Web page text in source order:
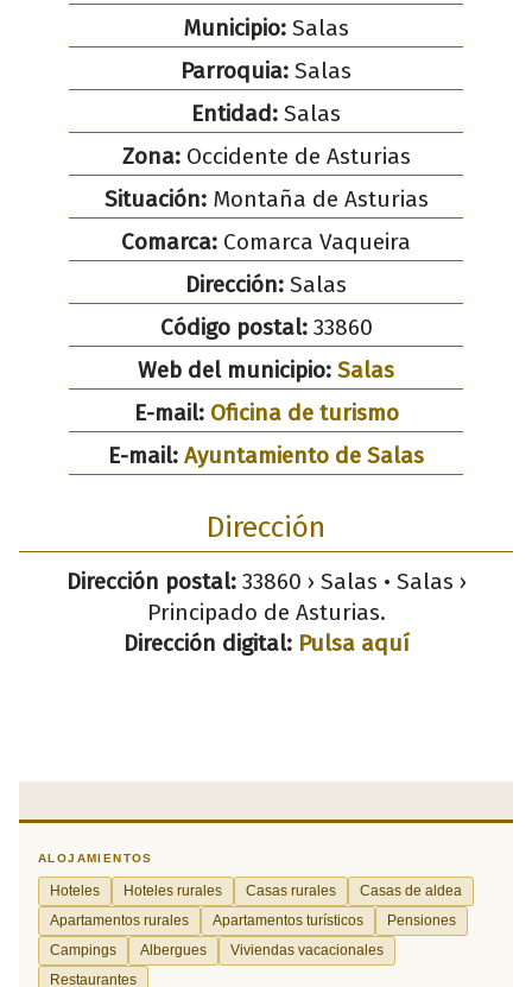
Municipio: Salas
Parroquia: Salas
Entidad: Salas
Zona:Occidente de Asturias
Situación:Montaña de Asturias
Comarca: Comarca Vaqueira
Dirección: Salas
Código postal:33860
Web del municipio: Salas
E-mail: Oficina de turismo
E-mail: Ayuntamiento de Salas
Dirección
Dirección postal:33860 › Salas • Salas ›
Principado de Asturias.
Dirección digital: Pulsa aquí